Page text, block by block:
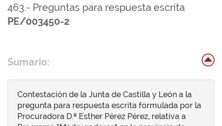
463.- Preguntas para respuesta escrita
PE/003450-2
Sumario:
Contestación de la Junta de Castilla y León a la
pregunta para respuesta escrita formulada por la
Procuradora D.ª Esther Pérez Pérez, relativa a